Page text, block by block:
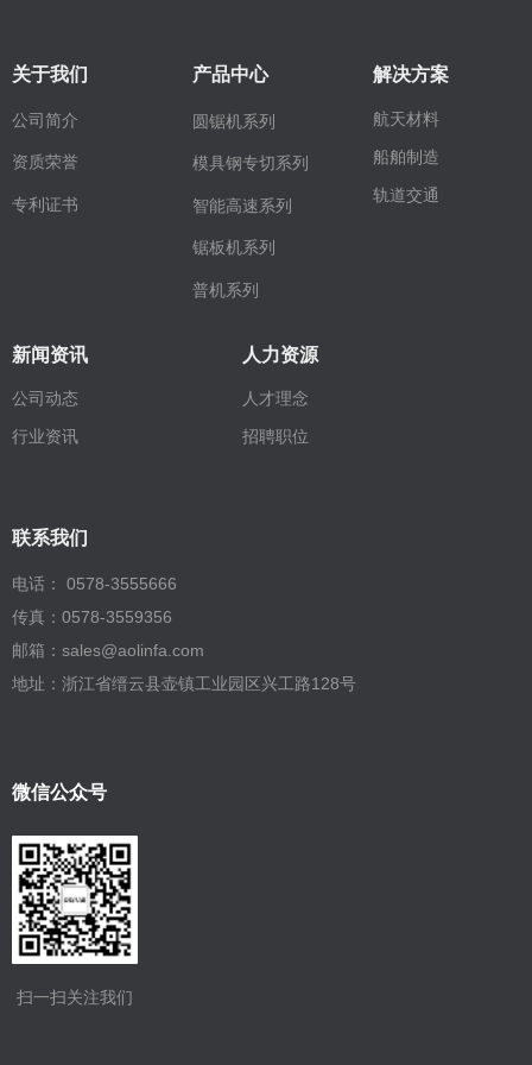
扫一扫关注我们
微信公众号
关于我们
公司简介
资质荣誉
专利证书
产品中心
圆锯机系列
模具钢专切系列
智能高速系列
锯板机系列
普机系列
解决方案
航天材料
船舶制造
轨道交通
新闻资讯
公司动态
行业资讯
人力资源
人才理念
招聘职位
联系我们
电话： 0578-3555666
传真：0578-3559356
邮箱：sales@aolinfa.com
地址：浙江省缙云县壶镇工业园区兴工路128号